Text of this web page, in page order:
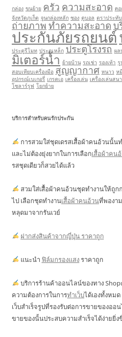
กล่อง ขนย้าย ครัว ความสะอาด ค
จังหวัดภูเก็ต จูนกล่องหลัก ซอง ดูบอล ตราประทับ
ถ่ายภาพทำความสะอาดบ
ประกันภัยรถยนต์
ประตูรีโมท ประตูเหล็ก ประตูโรงรถ ผล
มิเตอร์น้ำ ย้ายบ้าน รถเช่า รองเท้า รู
สอบเทียบเครื่องมือ สูญญากาศ หนาว หมี
อุปกรณ์เบเกอรี่ เกรดเอ เครื่องเล่น เครื่องเล่นสน
โซลาร์รูฟ โยกย้าย
บริการสำหรับคนรักประกัน
การสวมใส่ชุดเดรสเสื้อผ้าคนอ้วนนั้น
และไม่ต้องยุ่งยากในการเลือกเสื้อผ้าคน
รสชุดเดียวก็สวยได้แล้ว
สวมใส่เสื้อผ้าคนอ้วนชุดทำงานให้ถูก
ไป เลือกชุดทำงานเสื้อผ้าคนอ้วนที่พองา
หลุดมาจากรันเวย์
ฝากส่งสินค้าจากญี่ปุ่น ราคาถูก
แนะนำ ฟิล์มกรองแสงราคาถูก
บริการร้านค้าออนไลน์ของทาง
ความต้องการในการทำเว็บได้เองทั้งหม
เว็บสำเร็จรูปที่รองรับต่อการขายของออ
ขายของนั้นประสบความสำเร็จได้ง่ายยิ่ง